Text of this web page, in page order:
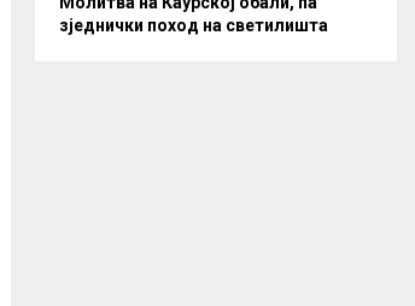
зједнички поход на светилишта